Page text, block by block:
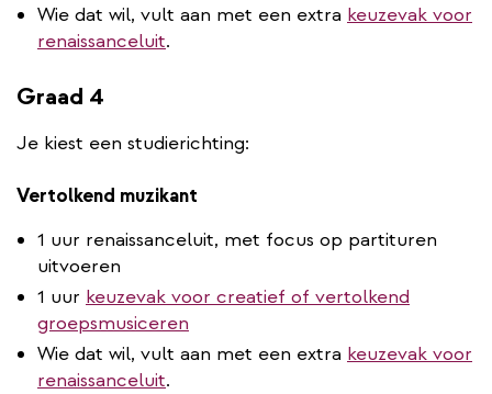
Wie dat wil, vult aan met een extra keuzevak voor
renaissanceluit.
Graad 4
Je kiest een studierichting:
Vertolkend muzikant
1 uur renaissanceluit, met focus op partituren
uitvoeren
1 uur keuzevak voor creatief of vertolkend
groepsmusiceren
Wie dat wil, vult aan met een extra keuzevak voor
renaissanceluit.